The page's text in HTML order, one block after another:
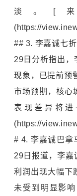
淡。[
(https://
## 3. 李嘉诚七
29日分析指出，
现象，已提前预
市场预期，核心
表现差异将
(https://
# 4. 李嘉诚巴拿
29日报道，李嘉
利润出现大幅下
未受到明显影